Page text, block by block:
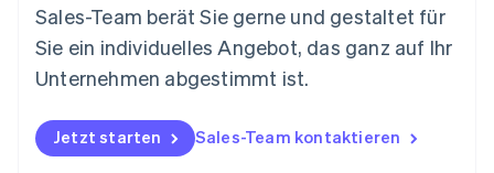
Sales-Team berät Sie gerne und gestaltet für
Sie ein individuelles Angebot, das ganz auf Ihr
Unternehmen abgestimmt ist.
Jetzt starten Sales-Team kontaktieren
English
Österreich
Deutsch
Polen
Portugal
PortuguêsEnglish